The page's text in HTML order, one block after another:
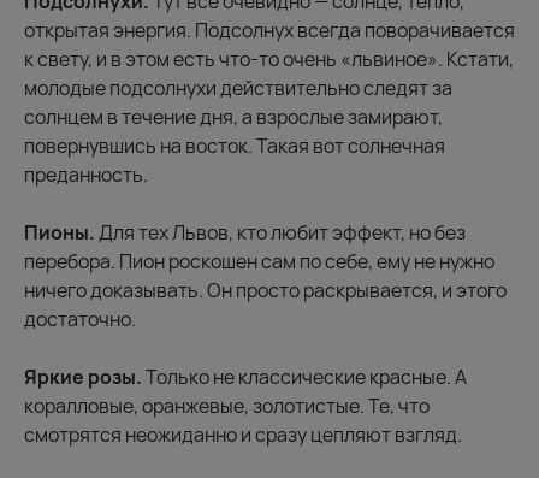
открытая энергия. Подсолнух всегда поворачивается
к свету, и в этом есть что-то очень «львиное». Кстати,
молодые подсолнухи действительно следят за
солнцем в течение дня, а взрослые замирают,
повернувшись на восток. Такая вот солнечная
преданность.
Пионы.Для тех Львов, кто любит эффект, но без
перебора. Пион роскошен сам по себе, ему не нужно
ничего доказывать. Он просто раскрывается, и этого
достаточно.
Яркие розы.Только не классические красные. А
коралловые, оранжевые, золотистые. Те, что
смотрятся неожиданно и сразу цепляют взгляд.